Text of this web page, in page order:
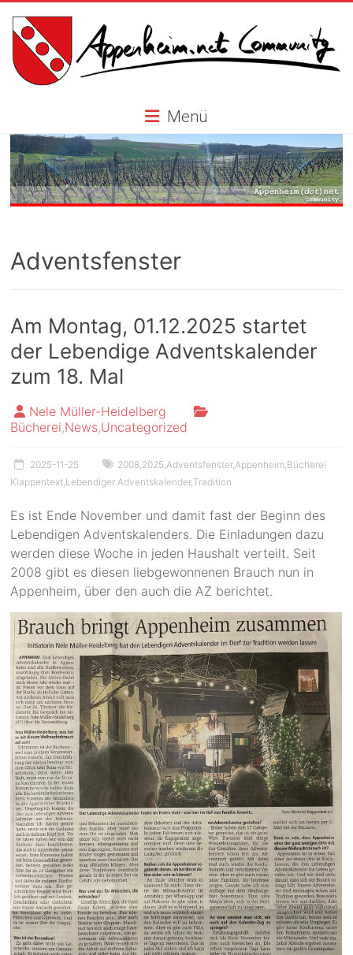
content
Appenheim.net
Community
Menü
Adventsfenster
Am Montag, 01.12.2025 startet
der Lebendige Adventskalender
zum 18. Mal
Nele Müller-Heidelberg
Bücherei,News,Uncategorized
2025-11-25 2008 2025 Adventsfenster, Appenheim Bücherei
Klappentext Lebendiger Adventskalender, Tradition
Es ist Ende November und damit fast der Beginn des
Lebendigen Adventskalenders. Die Einladungen dazu
werden diese Woche in jeden Haushalt verteilt. Seit
2008 gibt es diesen liebgewonnenen Brauch nun in
Appenheim, über den auch die AZ berichtet.